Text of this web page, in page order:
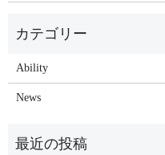
Ability
News